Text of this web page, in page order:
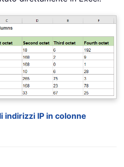
indirizzi IP in colonne